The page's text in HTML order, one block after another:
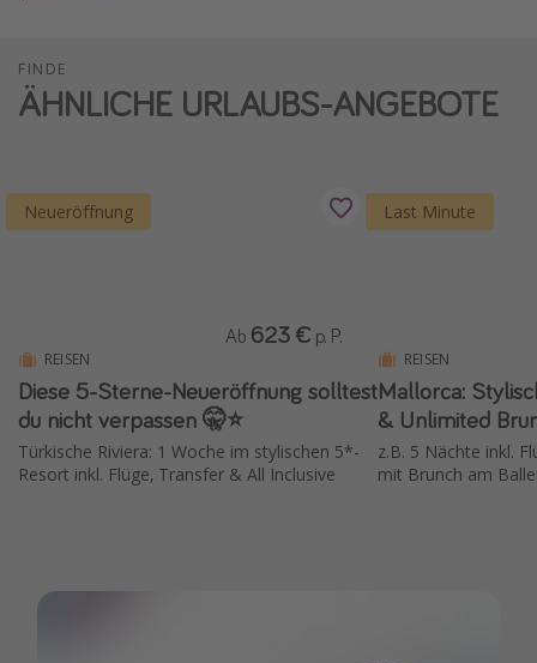
FINDE
ÄHNLICHE URLAUBS-ANGEBOTE
Neueröffnung
REISEN
Diese 5-Sterne-Neueröffnung solltest
du nicht verpassen 🤫⭐️
Türkische Riviera: 1 Woche im stylischen 5*-
Resort inkl. Flüge, Transfer & All Inclusive
Ab 623 € p. P.
Last Minute
REISEN
Mallorca:
& Unlimited
z.B. 5 Nächte inkl.
mit Brunch am